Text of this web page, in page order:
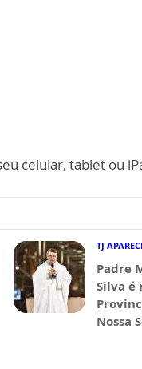
celular, tablet ou
TJ
Padre
Silva é
Nossa